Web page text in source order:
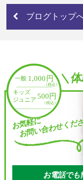
ブログトップ
＼
お気軽に
お問い合わせくだ
お電話でも